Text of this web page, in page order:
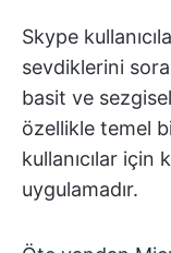
Skype
sevdiklerini
basit ve
özellikle temel
kullanıcılar için
uygulamadır.